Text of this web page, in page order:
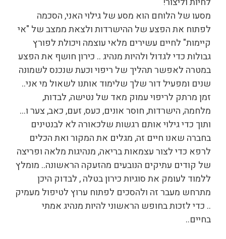
מסעו של הלוחם הוא מסע של גילוי האני, הסכמה
לפתוח את הפצע של ההישרדות ולצאת ממצב של "אי
קיימות" לחיים עשירים מלאי עוצמה ויכולת לפורץ
גבולות כדי לגדול ולהיות מנהיג .. כירון חושף את הפצע
במטרה לאפשר תהליך של ריפוי וכעת שנכנס לשמונה
שנים ומפעיל דור שלך שלימוד אותנו לשאול מי אני..
זמן מרתק לריפוי עמוק מאד של נטישה, לבדות,
מלחמה, הישרדות, חוסר אונים, כעס, זעם, כאב, צער ו…
ותוך כדי גילוי אותם רגשות שלכאורה לא לבנטינים
בחברה שאנו חיים זה, מגלים את המקור ואת הכלים
לרפא כדי לצור עצמאות בריאה, מנהיגות מלאה ופריצה
של קודים עתיקים הנובעים מהזעקה הראשונה.. מומלץ
ללמוד לעומק את סוגיות כירון בטלה , לבדוק היכן
מתרחש מעבר זה ולהסכים לפתוח ערוץ לטיפול מעמיק
.. כדי לזכות בחופש הראשוני להיות מנהיג אמתי
בחיים..